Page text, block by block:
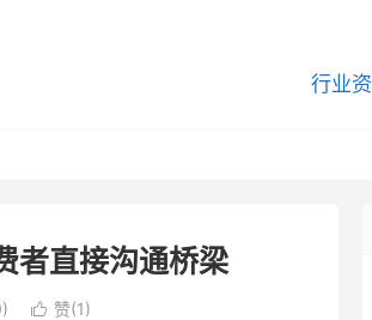
行业
者直接沟通桥梁
 赞(1)